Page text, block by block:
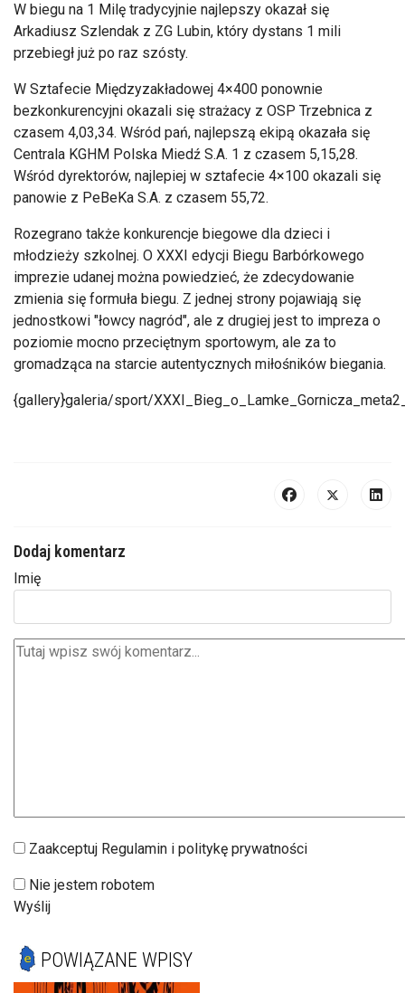
W biegu na 1 Milę tradycyjnie najlepszy okazał się
Arkadiusz Szlendak z ZG Lubin, który dystans 1 mili
przebiegł już po raz szósty.
W Sztafecie Międzyzakładowej 4×400 ponownie
bezkonkurencyjni okazali się strażacy z OSP Trzebnica z
czasem 4,03,34. Wśród pań, najlepszą ekipą okazała się
Centrala KGHM Polska Miedź S.A. 1 z czasem 5,15,28.
Wśród dyrektorów, najlepiej w sztafecie 4×100 okazali się
panowie z PeBeKa S.A. z czasem 55,72.
Rozegrano także konkurencje biegowe dla dzieci i
młodzieży szkolnej. O XXXI edycji Biegu Barbórkowego
imprezie udanej można powiedzieć, że zdecydowanie
zmienia się formuła biegu. Z jednej strony pojawiają się
jednostkowi "łowcy nagród", ale z drugiej jest to impreza o
poziomie mocno przeciętnym sportowym, ale za to
gromadząca na starcie autentycznych miłośników biegania.
{gallery}galeria/sport/
Dodaj komentarz
Imię
Zaakceptuj Regulamin i politykę prywatności
Nie jestem robotem
Wyślij
POWIĄZANE WPISY